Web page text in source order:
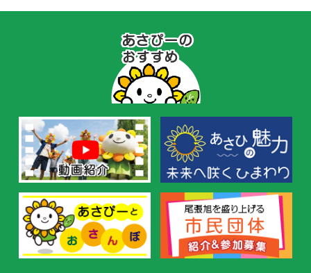
の
お
す
め